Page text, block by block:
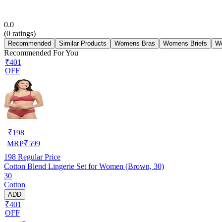
0.0
(0 ratings)
Recommended Similar Products Womens Bras Womens Briefs
Recommended For You
₹401
OFF
₹198
MRP₹599
198 Regular Price
Cotton Blend Lingerie Set for Women (Brown, 30)
30
Cotton
ADD
₹401
OFF